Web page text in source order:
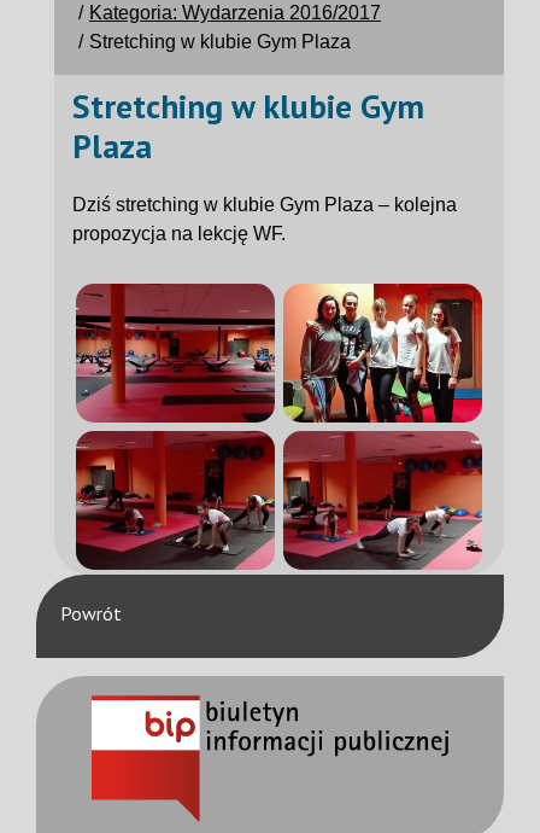
Kategoria: Wydarzenia 2016/2017
Stretching w klubie Gym Plaza
Stretching w klubie Gym
Plaza
Dziś stretching w klubie Gym Plaza – kolejna
propozycja na lekcję WF.
Powrót